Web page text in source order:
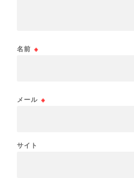
名前 ※
メール ※
サイト